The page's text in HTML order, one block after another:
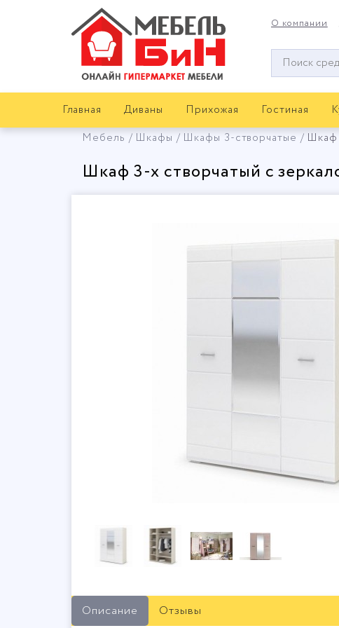
О компании
Окно
поиска
Главная Диваны Прихожая Гостиная
Мебель
Шкафы Шкафы 3-створчатые Шкаф
Шкаф 3-х створчатый с
Описание Отзывы